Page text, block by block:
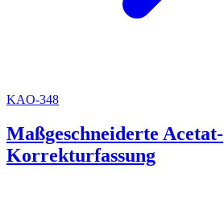
KAO-348
Maßgeschneiderte Acetat-
Korrekturfassung